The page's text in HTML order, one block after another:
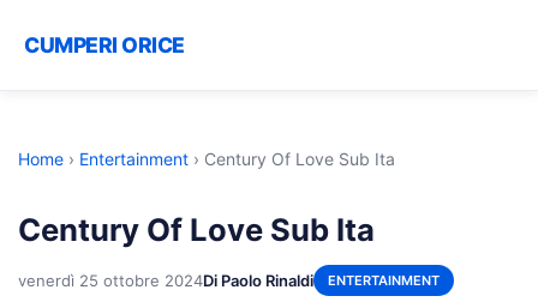
CUMPERI ORICE
Home › Entertainment › Century Of Love Sub Ita
Century Of Love Sub Ita
venerdì 25 ottobre 2024Di Paolo Rinaldi ENTERTAINMENT